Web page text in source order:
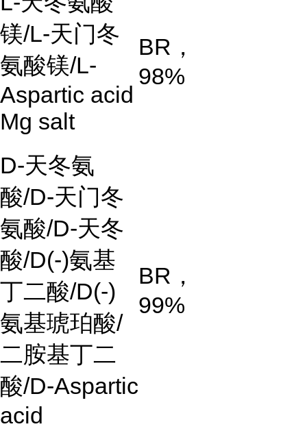
镁/L-天门冬
氨酸镁/L-
Aspartic acid
Mg salt
BR ，
98%
D-天冬氨
酸/D-天门冬
氨酸/D-天冬
酸/D(-)氨基
丁二酸/D(-)
氨基琥珀酸/
二胺基丁二
酸/D-Aspartic
acid
BR ，
99%